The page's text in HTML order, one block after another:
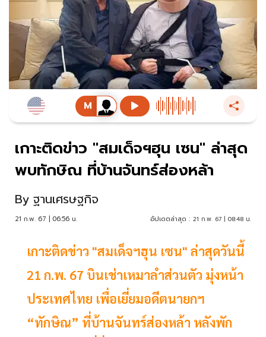
เกาะติดข่าว "สมเด็จฯฮุน เซน" ล่าสุด
พบทักษิณ ที่บ้านจันทร์ส่องหล้า
By ฐานเศรษฐกิจ
21 ก.พ. 67 | 06:56 น. อัปเดตล่าสุด : 21 ก.พ. 67 | 08:48 น.
เกาะติดข่าว "สมเด็จฯฮุน เซน" ล่าสุดวันนี้
21 ก.พ. 67 บินเช่าเหมาลำส่วนตัว มุ่งหน้า
ประเทศไทย เพื่อเยี่ยมอดีตนายกฯ
“ทักษิณ” ที่บ้านจันทร์ส่องหล้า หลังพัก